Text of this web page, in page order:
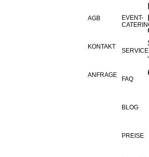
EVENT-
FAQ
BLOG
PREISE
AGB
KONTAKT
ANFRAGE